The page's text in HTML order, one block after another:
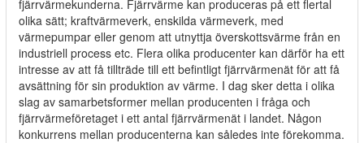
fjärrvärmekunderna. Fjärrvärme kan produceras på ett flertal
olika sätt; kraftvärmeverk, enskilda värmeverk, med
värmepumpar eller genom att utnyttja överskottsvärme från en
industriell process etc. Flera olika producenter kan därför ha ett
intresse av att få tillträde till ett befintligt fjärrvärmenät för att få
avsättning för sin produktion av värme. I dag sker detta i olika
slag av samarbetsformer mellan producenten i fråga och
fjärrvärmeföretaget i ett antal fjärrvärmenät i landet. Någon
konkurrens mellan producenterna kan således inte förekomma.